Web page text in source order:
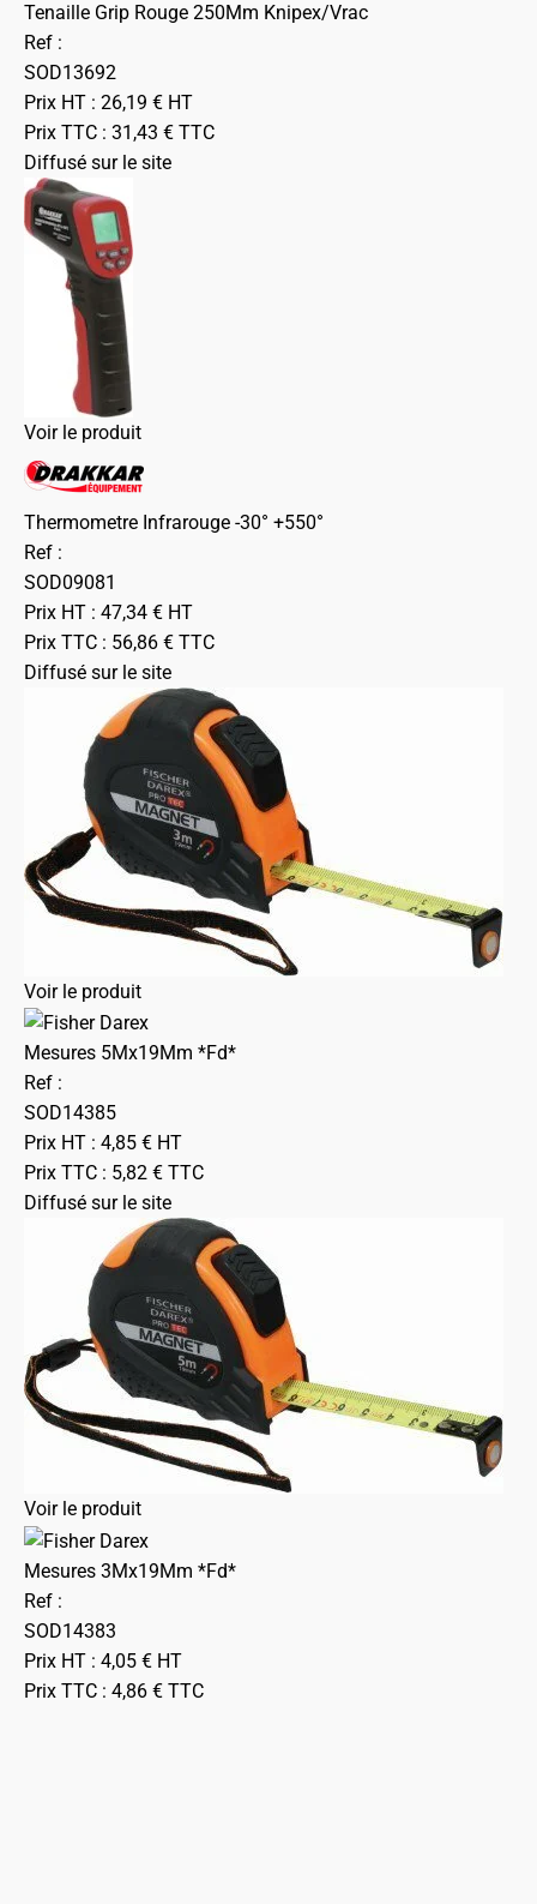
Tenaille Grip Rouge 250Mm Knipex/Vrac
Ref :
SOD13692
Prix HT : 26,19 € HT
Prix TTC : 31,43 € TTC
Diffusé sur le site
Voir le produit
Thermometre Infrarouge -30° +550°
Ref :
SOD09081
Prix HT : 47,34 € HT
Prix TTC : 56,86 € TTC
Diffusé sur le site
Voir le produit
Mesures 5Mx19Mm *Fd*
Ref :
SOD14385
Prix HT : 4,85 € HT
Prix TTC : 5,82 € TTC
Diffusé sur le site
Voir le produit
Mesures 3Mx19Mm *Fd*
Ref :
SOD14383
Prix HT : 4,05 € HT
Prix TTC : 4,86 € TTC